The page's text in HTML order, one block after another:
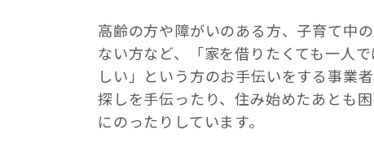
高齢の方や障がいのある方、子育て中
ない方など、「家を借りたくても一人
しい」という方のお手伝いをする事業
探しを手伝ったり、住み始めたあとも
にのったりしています。